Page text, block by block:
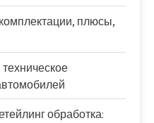
плюсы,
обработка: